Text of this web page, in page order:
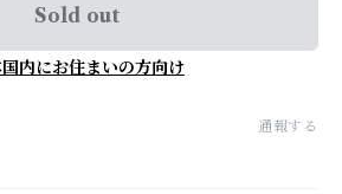
Sold out
国内にお住まいの方向け
通報する